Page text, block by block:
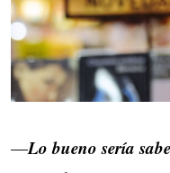
—Lo bueno sería